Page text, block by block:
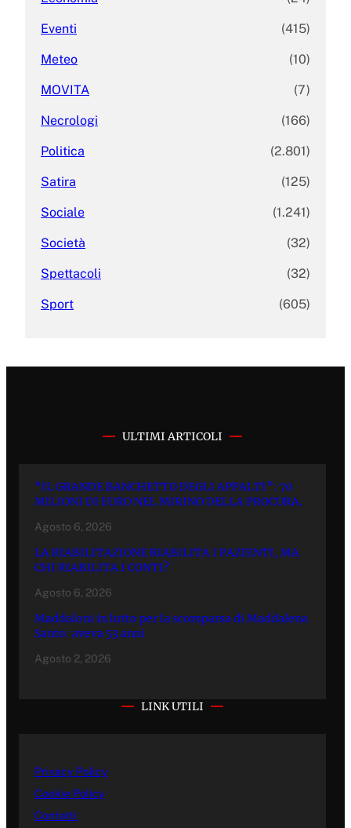
Eventi (415)
Meteo (10)
MOVITA (7)
Necrologi (166)
Politica (2.801)
Satira (125)
Sociale (1.241)
Società (32)
Spettacoli (32)
Sport (605)
ULTIMI ARTICOLI
“IL GRANDE BANCHETTO DEGLI APPALTI”: 70
MILIONI DI EURO NEL MIRINO DELLA PROCURA.
Agosto 6, 2026
LA RIABILITAZIONE RIABILITA I PAZIENTI, MA
CHI RIABILITA I CONTI?
Agosto 6, 2026
Maddaloni in lutto per la scomparsa di Maddalena
Santo: aveva 53 anni
Agosto 2, 2026
LINK UTILI
Privacy Policy
Cookie Policy
Contatti